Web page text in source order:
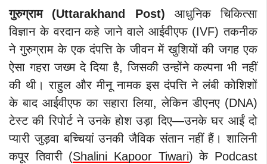
गुरुग्राम (Uttarakhand Post) आधुनिक चिकित्सा
विज्ञान के वरदान कहे जाने वाले आईवीएफ (IVF) तकनीक
ने गुरुग्राम के एक दंपत्ति के जीवन में खुशियों की जगह एक
ऐसा गहरा जख्म दे दिया है, जिसकी उन्होंने कल्पना भी नहीं
की थी। राहुल और मीनू नामक इस दंपत्ति ने लंबी कोशिशों
के बाद आईवीएफ का सहारा लिया, लेकिन डीएनए (DNA)
टेस्ट की रिपोर्ट ने उनके होश उड़ा दिए—उनके घर आईं दो
प्यारी जुड़वा बच्चियां उनकी जैविक संतान नहीं हैं। शालिनी
कपूर तिवारी (Shalini Kapoor Tiwari) के Podcast